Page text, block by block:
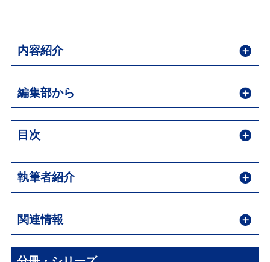
内容紹介
編集部から
目次
執筆者紹介
関連情報